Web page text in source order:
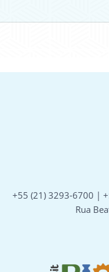
+55 (21) 3293-6700 |
Rua